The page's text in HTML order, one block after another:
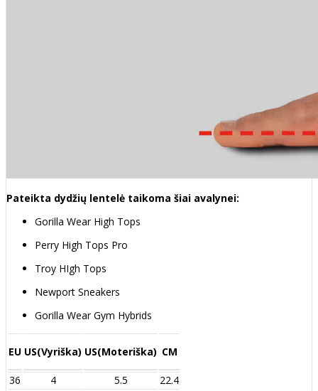
Pateikta dydžių lentelė taikoma šiai avalynei:
Gorilla Wear High Tops
Perry High Tops Pro
Troy HIgh Tops
Newport Sneakers
Gorilla Wear Gym Hybrids
EU US(Vyriška) US(Moteriška) CM
36 4 5.5
22.4